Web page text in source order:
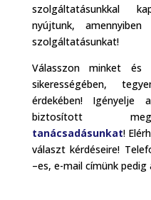
szolgáltatásunkkal
nyújtunk,
szolgáltatásunkat!
Válasszon minket és
sikerességében,
érdekében! Igényelje
biztosított
tanácsadásunkat!
választ kérdéseire!
–es, e-mail címünk